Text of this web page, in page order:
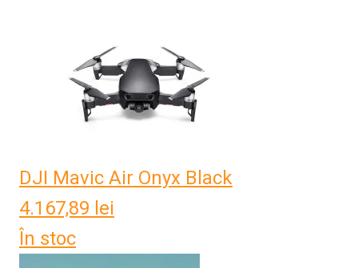
DJI Mavic Air Onyx Black
4.167,89 lei
În stoc